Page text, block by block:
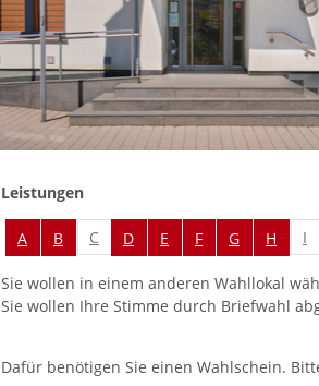
Leistungen
Alphabetisches Register überspringen
A B C D E F G H I
Sie wollen in einem anderen Wahllokal
Sie wollen Ihre Stimme durch Briefwahl
Dafür benötigen Sie einen Wahlschein.